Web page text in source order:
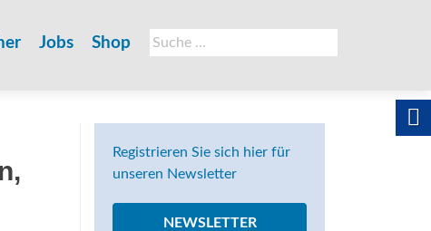
Suche
nach:
Jobs Shop
Registrieren Sie sich hier für
unseren Newsletter
NEWSLETTER